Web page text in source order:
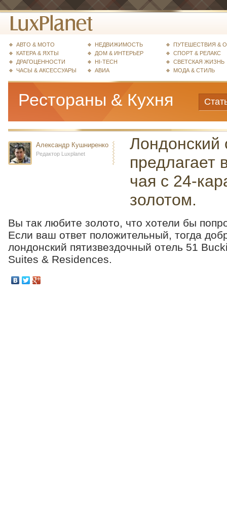
АВТО & МОТО
КАТЕРА & ЯХТЫ
ДРАГОЦЕННОСТИ
ЧАСЫ & АКСЕССУАРЫ
НЕДВИЖИМОСТЬ
ДОМ & ИНТЕРЬЕР
HI-TECH
АВИА
ПУТЕШЕСТВИЯ &
СПОРТ & РЕЛАКС
СВЕТСКАЯ ЖИЗНЬ
МОДА & СТИЛЬ
Рестораны & Кухня
Александр Кушниренко
Редактор Luxplanet
Лондонский
предлагает
чая с 24-
золотом.
Вы так любите золото, что хотели бы
Если ваш ответ положительный, тогда
лондонский пятизвездочный отель 51
Suites & Residences.